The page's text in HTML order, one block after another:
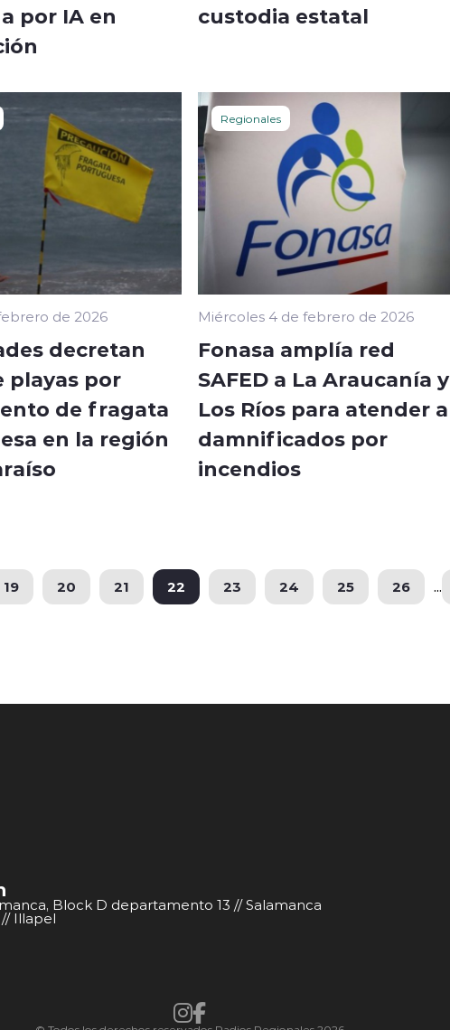
por IA en
custodia estatal
de 2026
decretan
playas por
de fragata
en la región
Regionales
Miércoles 4 de febrero de 2026
Fonasa amplía red
SAFED a La Araucanía y
Los Ríos para atender a
damnificados por
incendios
19 20 21 22 23 24 25 26 ...
Block D departamento 13 // Salamanca
// Illapel